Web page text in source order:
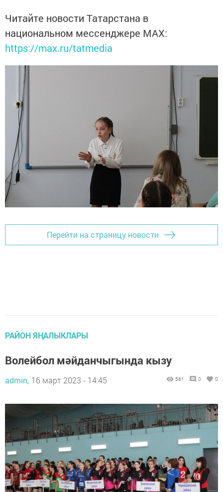
Читайте новости Татарстана в
национальном мессенджере MАХ:
https://max.ru/tatmedia
Перейти на страницу новости
РАЙОН ЯҢАЛЫКЛАРЫ
Волейбол мәйданчыгында кызу
admin, 16 март 2023 - 14:45 581 0 0